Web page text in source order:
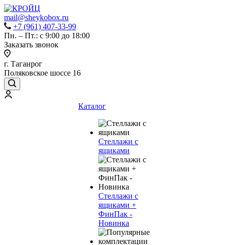
mail@sheykobox.ru
+7 (961) 407-33-99
Пн. – Пт.: с 9:00 до 18:00
Заказать звонок
г. Таганрог
Поляковское шоссе 16
Каталог
Стеллажи с
ящиками
Стеллажи с
ящиками +
ФинПак -
Новинка